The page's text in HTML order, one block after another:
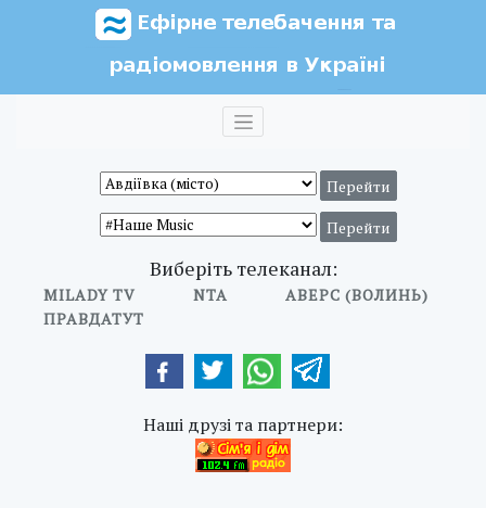
Виберіть телеканал:
MILADY TV NTA
АВЕРС (ВОЛИНЬ)
ПРАВДАТУТ
Наші друзі та партнери: